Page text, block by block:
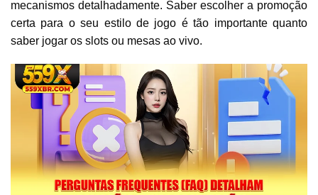
mecanismos detalhadamente. Saber escolher a promoção
certa para o seu estilo de jogo é tão importante quanto
saber jogar os slots ou mesas ao vivo.